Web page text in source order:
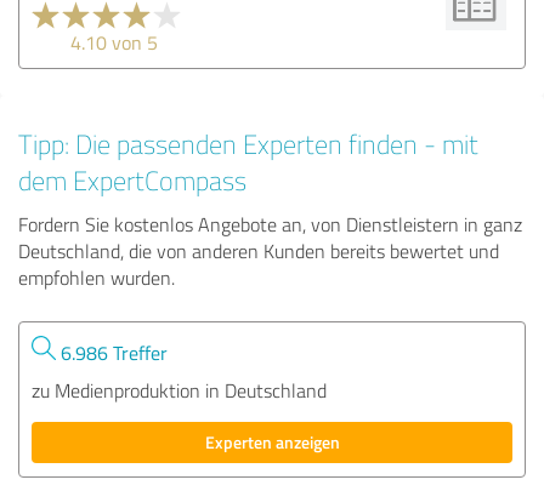
4.10 von 5
Tipp: Die passenden Experten finden - mit
dem ExpertCompass
Fordern Sie kostenlos Angebote an, von Dienstleistern in ganz
Deutschland, die von anderen Kunden bereits bewertet und
empfohlen wurden.
6.986 Treffer
zu Medienproduktion in Deutschland
Experten anzeigen